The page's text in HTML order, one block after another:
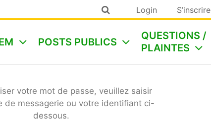
Login S’inscrire
POSTS PUBLICS
QUESTIONS /
PLAINTES
votre mot de passe, veuillez saisir
de messagerie ou votre identifiant ci-
dessous.